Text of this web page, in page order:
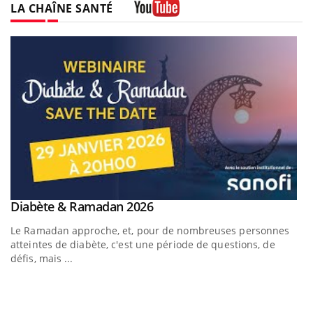
LA CHAÎNE SANTÉ
Youtube
Diabète & Ramadan 2026Youtube
Le Ramadan approche, et, pour de nombreuses personnes
atteintes de diabète, c'est une période de questions, de
défis, mais ...